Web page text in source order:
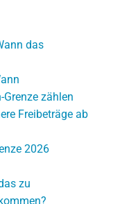
das
zählen
Freibeträge ab
2026
zu